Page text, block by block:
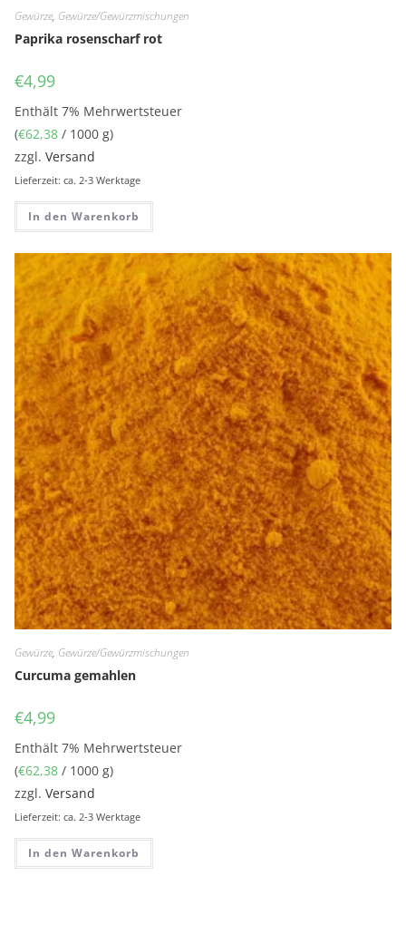
Gewürze, Gewürze/Gewürzmischungen
Paprika rosenscharf rot
€4,99
Enthält 7% Mehrwertsteuer
(€62,38 / 1000 g)
zzgl.Versand
Lieferzeit: ca. 2-3 Werktage
In den Warenkorb
Gewürze, Gewürze/Gewürzmischungen
Curcuma gemahlen
€4,99
Enthält 7% Mehrwertsteuer
(€62,38 / 1000 g)
zzgl.Versand
Lieferzeit: ca. 2-3 Werktage
In den Warenkorb